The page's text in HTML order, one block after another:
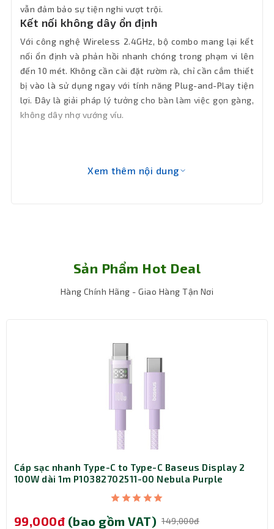
Bảo hành 12 tháng
vẫn đảm bảo sự tiện nghi vượt trội.
Kết nối không dây ổn định
Với công nghệ Wireless 2.4GHz, bộ combo mang lại kết
nối ổn định và phản hồi nhanh chóng trong phạm vi lên
đến 10 mét. Không cần cài đặt rườm rà, chỉ cần cắm thiết
bị vào là sử dụng ngay với tính năng Plug-and-Play tiện
lợi. Đây là giải pháp lý tưởng cho bàn làm việc gọn gàng,
không dây nhợ vướng víu.
Xem thêm nội dung
Sản Phẩm Hot Deal
Hàng Chính Hãng - Giao Hàng Tận Nơi
Cáp sạc nhanh Type-C to Type-C Baseus Display 2
100W dài 1m P10382702511-00 Nebula Purple
99,000đ (bao gồm VAT) 149,000đ